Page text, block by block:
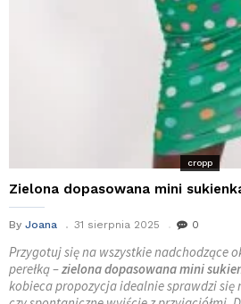
cropp
Zielona dopasowana mini
By Joana 31 sierpnia 2025 0
Przygotuj się na wszystkie nadchodzące
perełką –zielona dopasowana mini
kobieca propozycja idealnie sprawdzi się